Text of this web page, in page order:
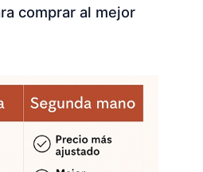
comprar al mejor